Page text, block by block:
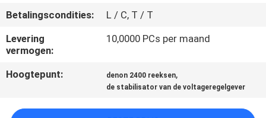
NIEUWS
VRAAG
EEN
Betalingscondities:
L / C, T / T
Levering
vermogen:
10,0000 PCs per maand
Hoogtepunt: denon 2400 reeksen,
de stabilisator van de voltageregelgever